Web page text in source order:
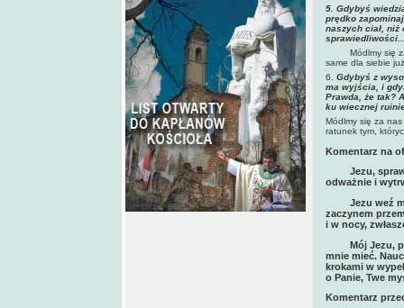
5. Gdybyś
prędko
naszych ciał, niż
Módlmy się za
same dla siebie
6. Gdybyś z
ma wyjścia, i
Prawda, że tak?
ku wiecznej
Módlmy się za
ratunek tym,
Komentarz na
Jezu, spraw
odważnie i
Jezu weź
zaczynem
i w nocy,
Mój Jezu,
mnie mieć.
krokami w
o Panie, Twe
Komentarz